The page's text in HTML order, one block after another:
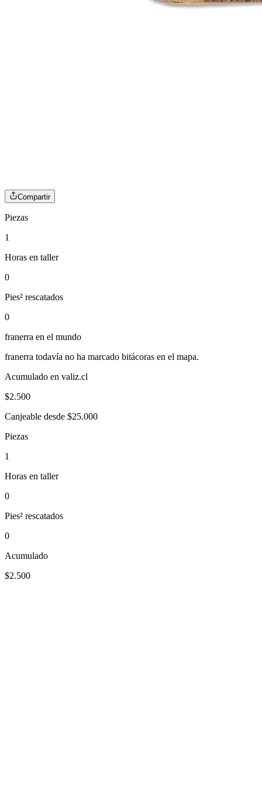
Compartir
Piezas
1
Horas en taller
0
Pies² rescatados
0
franerra en el mundo
franerra todavía no ha marcado bitácoras en el mapa.
Acumulado en valiz.cl
$2.500
Canjeable desde $25.000
Piezas
1
Horas en taller
0
Pies² rescatados
0
Acumulado
$2.500